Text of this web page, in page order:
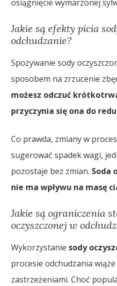
osiągnięcie wymarzonej
Jakie są efekty picia
odchudzanie?
Spożywanie sody
sposobem na zrzucenie
możesz odczuć
przyczynia się ona do
Co prawda, zmiany w
sugerować spadek wagi,
pozostaje bez zmian. Soda
nie ma wpływu na masę
Jakie są ograniczenia
oczyszczonej w
Wykorzystanie sody
procesie odchudzania
zastrzeżeniami. Choć